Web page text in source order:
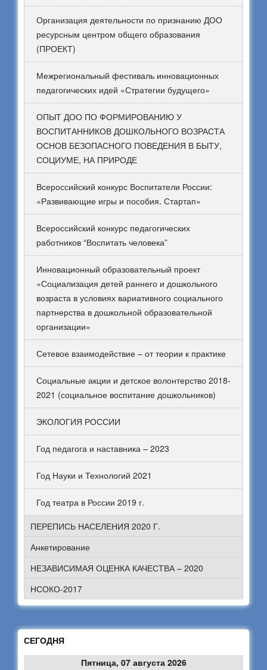
Организация деятельности по признанию ДОО
ресурсным центром общего образования
(ПРОЕКТ)
Межрегиональный фестиваль инновационных
педагогических идей «Стратегии будущего»
ОПЫТ ДОО ПО ФОРМИРОВАНИЮ У
ВОСПИТАННИКОВ ДОШКОЛЬНОГО ВОЗРАСТА
ОСНОВ БЕЗОПАСНОГО ПОВЕДЕНИЯ В БЫТУ,
СОЦИУМЕ, НА ПРИРОДЕ
Всероссийский конкурс Воспитатели России:
«Развивающие игры и пособия. Стартап»
Всероссийский конкурс педагогических
работников “Воспитать человека”
Инновационный образовательный проект
«Социализация детей раннего и дошкольного
возраста в условиях вариативного социального
партнерства в дошкольной образовательной
организации»
Сетевое взаимодействие – от теории к практике
Социальные акции и детское волонтерство 2018-
2021 (социальное воспитание дошкольников)
ЭКОЛОГИЯ РОССИИ
Год педагога и наставника – 2023
Год Науки и Технологий 2021
Год театра в России 2019 г.
ПЕРЕПИСЬ НАСЕЛЕНИЯ 2020 Г.
Анкетирование
НЕЗАВИСИМАЯ ОЦЕНКА КАЧЕСТВА – 2020
НСОКО-2017
СЕГОДНЯ
Пятница, 07 августа 2026